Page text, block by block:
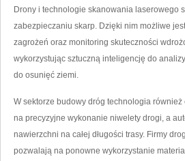
Drony i technologie skanowania laserowego
zabezpieczaniu skarp. Dzięki nim możliwe
zagrożeń oraz monitoring skuteczności
wykorzystując sztuczną inteligencję do
do osunięć ziemi.
W sektorze budowy dróg technologia
na precyzyjne wykonanie niwelety drogi, a
nawierzchni na całej długości trasy. Firmy
pozwalają na ponowne wykorzystanie